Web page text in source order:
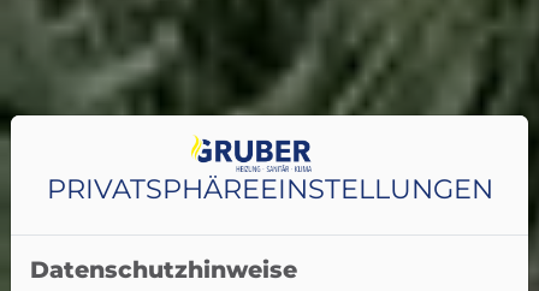
PRIVATSPHÄRE­EINSTELLUNGEN
Datenschutzhinweise